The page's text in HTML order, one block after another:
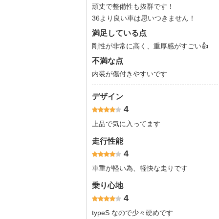
頑丈で整備性も抜群です！
36より良い車は思いつきません！
満足している点
剛性が非常に高く、重厚感がすごい👍
不満な点
内装が傷付きやすいです
デザイン
4
上品で気に入ってます
走行性能
4
車重が軽い為、軽快な走りです
乗り心地
4
typeS なので少々硬めです